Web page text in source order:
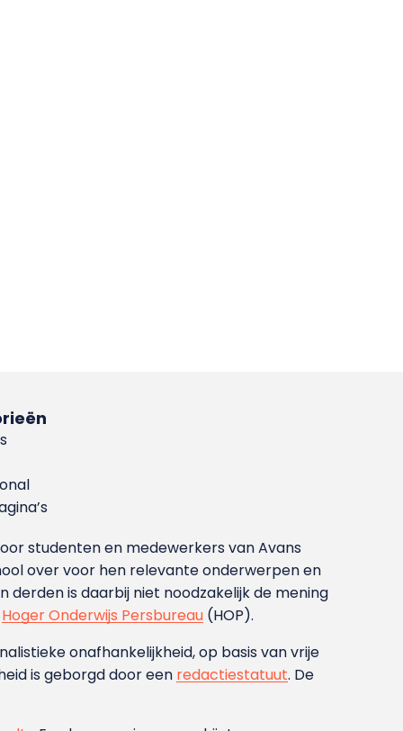
studenten en medewerkers van Avans
over voor hen relevante onderwerpen en
is daarbij niet noodzakelijk de mening
Hoger Onderwijs Persbureau (HOP).
onafhankelijkheid, op basis van vrije
is geborgd door een redactiestatuut. De